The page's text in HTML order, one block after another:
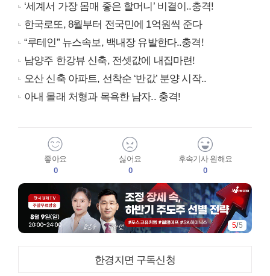
‘세계서 가장 몸매 좋은 할머니’ 비결이..충격!
한국로또, 8월부터 전국민에 1억원씩 준다
“루테인” 뉴스속보, 백내장 유발한다..충격!
남양주 한강뷰 신축, 전셋값에 내집마련!
오산 신축 아파트, 선착순 ‘반값’ 분양 시작..
아내 몰래 처형과 목욕한 남자.. 충격!
좋아요
0
싫어요
0
후속기사 원해요
0
5/5
한경지면 구독신청